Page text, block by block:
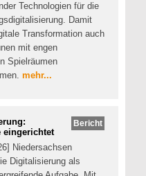
Technologien für die
Damit
Transformation auch
mit engen
Spielräumen
mehr...
Bericht
eingerichtet
Niedersachsen
Digitalisierung als